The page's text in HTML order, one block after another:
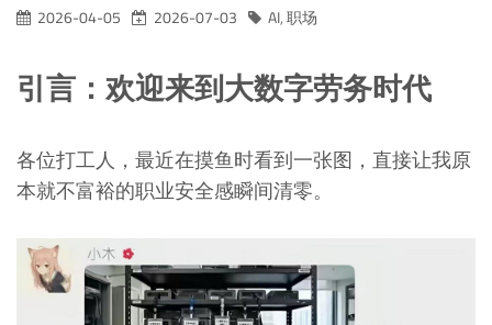
2026-04-05 2026-07-03 AI,职场
引言：欢迎来到大数字劳务时代
各位打工人，最近在摸鱼时看到一张图，直接让我原
本就不富裕的职业安全感瞬间清零。